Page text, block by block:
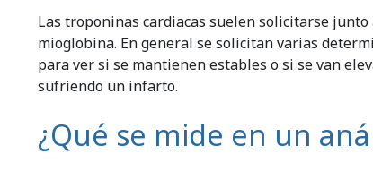
Las troponinas cardiacas suelen solicitarse
mioglobina. En general se solicitan varias
para ver si se mantienen estables o si se van
sufriendo un infarto.
¿Qué se mide en un